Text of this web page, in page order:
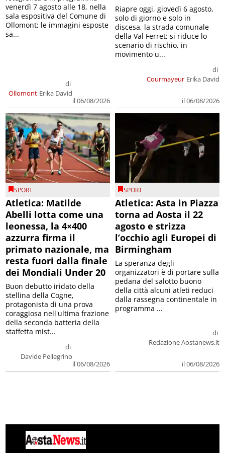
Ollomont
di
Erika David
il 06/08/2026
venerdì 7 agosto alle 18, nella
sala espositiva del Comune di
Ollomont; le immagini esposte
sa...
Courmayeur
di
Erika David
il 06/08/2026
Riapre oggi, giovedì 6 agosto,
solo di giorno e solo in
discesa, la strada comunale
della Val Ferret; si riduce lo
scenario di rischio, in
movimento u...
SPORT
Atletica: Matilde
Abelli lotta come una
leonessa, la 4×400
azzurra firma il
primato nazionale, ma
resta fuori dalla finale
dei Mondiali Under 20
di
Davide Pellegrino
il 06/08/2026
Buon debutto iridato della
stellina della Cogne,
protagonista di una prova
coraggiosa nell'ultima frazione
della seconda batteria della
staffetta mist...
SPORT
Atletica: Asta in Piazza
torna ad Aosta il 22
agosto e strizza
l’occhio agli Europei di
Birmingham
di
Redazione Aostanews.it
il 06/08/2026
La speranza degli
organizzatori è di portare sulla
pedana del salotto buono
della città alcuni atleti reduci
dalla rassegna continentale in
programma ...